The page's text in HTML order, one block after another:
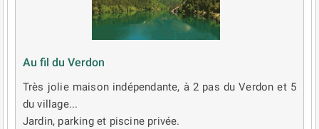
Au fil du Verdon
Très jolie maison indépendante, à 2 pas du Verdon et 5
du village...
Jardin, parking et piscine privée.